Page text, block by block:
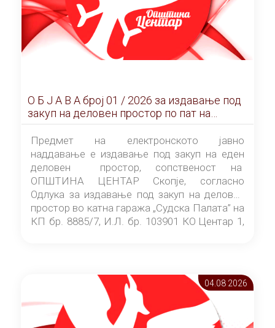
О Б Ј А В А брoj 01 / 2026 за издавање под
закуп на деловен простор по пат на
ЕЛЕКТРОНСКО ЈАВНО НАДДАВАЊЕ
Предмет на електронското јавно
наддавање е издавање под закуп на еден
деловен простор, сопственост на
ОПШТИНА ЦЕНТАР Скопје, согласно
Одлука за издавање под закуп на деловен
простор во катна гаража „Судска Палата” на
КП бр. 8885/7, И.Л. бр. 103901 КО Центар 1,
Скопје” број 9/2026), за времетраење од 3
(три) години од денот на потпишувањето на
Договорот за закуп со најповолниот
понудувач.
04.08 2026